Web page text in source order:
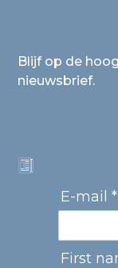
Blijf op de
nieuwsbrief.
E-mail *
First